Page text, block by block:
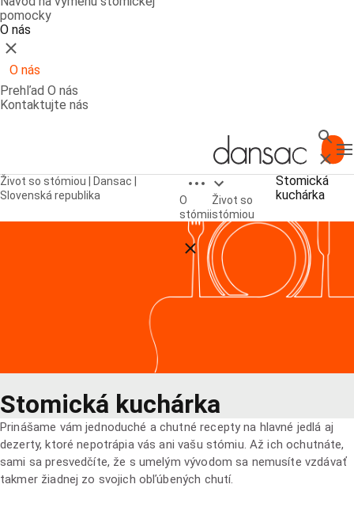
pomocky
O nás
Zatvoriť
O nás
Prehľad O nás
Kontaktujte nás
Život so stómiou | Dansac |
Slovenská republika
Open breadcrumbs
Close breadcrumbs
O
stómii
Život so
stómiou
Stomická
kuchárka
Stomická kuchárka
Prinášame vám jednoduché a chutné recepty na hlavné jedlá aj
dezerty, ktoré nepotrápia vás ani vašu stómiu. Až ich ochutnáte,
sami sa presvedčíte, že s umelým vývodom sa nemusíte vzdávať
takmer žiadnej zo svojich obľúbených chutí.